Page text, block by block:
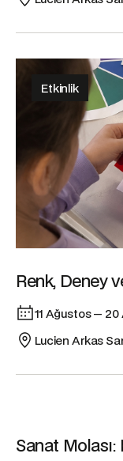
Etkinlik
Renk, Deney
11 Ağustos —
Lucien Arkas
Sanat